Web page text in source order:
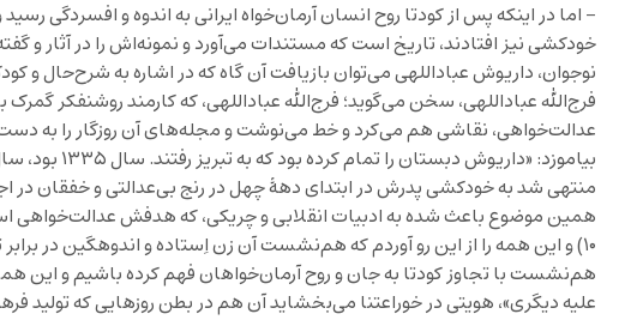
– اما در اینکه پس از کودتا روح انسان آرمان‌خواه ایرانی به اندوه و افسردگی
خودکشی نیز افتادند، تاریخ است که مستندات می‌آورد و نمونه‌اش را در آثار و
نوجوان، داریوش عباداللهی می‌توان بازیافت آن گاه که در اشاره به شرح‌حال و
فرج‌الله عباداللهی، سخن می‌گوید؛ فرج‌الله عباداللهی، که کارمند روشنفکر
عدالت‌خواهی، نقاشی هم می‌کرد و خط می‌نوشت و مجله‌های آن روزگار را به
بیاموزد: «داریوش
منتهی شد به خودکشی پدرش در ابتدای دهۀ چهل در رنج بی‌عدالتی و خفقان در
۱۰) و این همه را از این رو آوردم که هم‌نشست آن زن اِستاده و اندوهگین در
هم‌نشست با تجاوز کودتا به جان و روح آرمان‌خواهان فهم کرده باشیم و این
علیه دیگری»، هویتی در خوراعتنا می‌بخشاید آن هم در بطن روزهایی که تولید